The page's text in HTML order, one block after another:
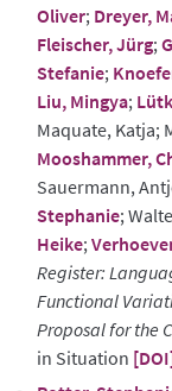
Oliver; Dreyer,
Fleischer, Jürg;
Stefanie;
Liu, Mingya;
Maquate, Katja;
Mooshammer,
Sauermann,
Stephanie;
Heike;
Register:
Functional
Proposal for the
in Situation